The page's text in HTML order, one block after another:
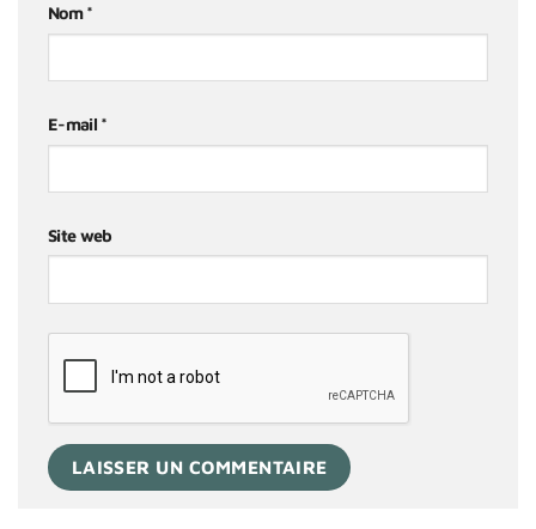
Nom*
E-mail *
Site web